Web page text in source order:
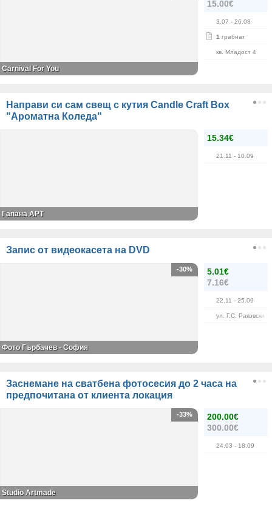
15.00€
3.07 - 26.08
1 грабнат
кв. Младост 4
Carnival For You
Направи си сам свещ с кутия Candle Craft Box
"Ароматна Коледа"
15.34€
21.11 - 10.09
Гапана АРТ
Запис от видеокасета на DVD
5.01€
7.16€
22.11 - 25.09
ул. Г.С. Раковски
-30%
Фото Гърбачев - София
Заснемане на сватбена фотосесия до 2 часа на
предпочитана от клиента локация
200.00€
300.00€
24.03 - 18.09
-33%
Studio Artmade